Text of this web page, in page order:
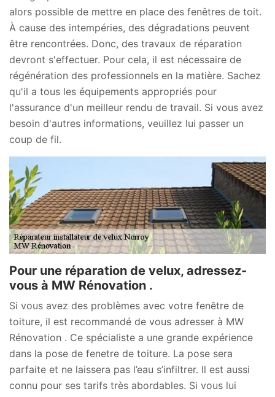
alors possible de mettre en place des fenêtres de toit.
À cause des intempéries, des dégradations peuvent
être rencontrées. Donc, des travaux de réparation
devront s'effectuer. Pour cela, il est nécessaire de
régénération des professionnels en la matière. Sachez
qu'il a tous les équipements appropriés pour
l'assurance d'un meilleur rendu de travail. Si vous avez
besoin d'autres informations, veuillez lui passer un
coup de fil.
Pour une réparation de velux, adressez-
vous à MW Rénovation .
Si vous avez des problèmes avec votre fenêtre de
toiture, il est recommandé de vous adresser à MW
Rénovation . Ce spécialiste a une grande expérience
dans la pose de fenetre de toiture. La pose sera
parfaite et ne laissera pas l’eau s’infiltrer. Il est aussi
connu pour ses tarifs très abordables. Si vous lui